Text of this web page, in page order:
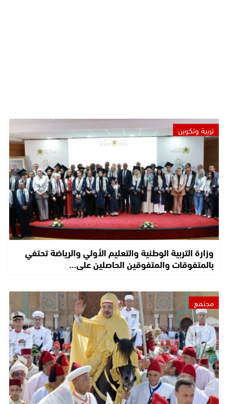
تربية وتكوين
وزارة التربية الوطنية والتعليم الأولي والرياضة تحتفي
بالمتفوقات والمتفوقين الحاصلين على…
مجتمع